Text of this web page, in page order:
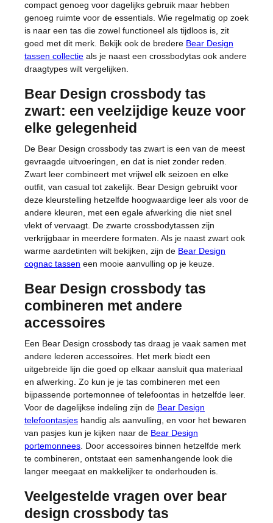
compact genoeg voor dagelijks gebruik maar hebben
genoeg ruimte voor de essentials. Wie regelmatig op zoek
is naar een tas die zowel functioneel als tijdloos is, zit
goed met dit merk. Bekijk ook de bredere Bear Design
tassen collectie als je naast een crossbodytas ook andere
draagtypes wilt vergelijken.
Bear Design crossbody tas
zwart: een veelzijdige keuze voor
elke gelegenheid
De Bear Design crossbody tas zwart is een van de meest
gevraagde uitvoeringen, en dat is niet zonder reden.
Zwart leer combineert met vrijwel elk seizoen en elke
outfit, van casual tot zakelijk. Bear Design gebruikt voor
deze kleurstelling hetzelfde hoogwaardige leer als voor de
andere kleuren, met een egale afwerking die niet snel
vlekt of vervaagt. De zwarte crossbodytassen zijn
verkrijgbaar in meerdere formaten. Als je naast zwart ook
warme aardetinten wilt bekijken, zijn de Bear Design
cognac tassen een mooie aanvulling op je keuze.
Bear Design crossbody tas
combineren met andere
accessoires
Een Bear Design crossbody tas draag je vaak samen met
andere lederen accessoires. Het merk biedt een
uitgebreide lijn die goed op elkaar aansluit qua materiaal
en afwerking. Zo kun je je tas combineren met een
bijpassende portemonnee of telefoontas in hetzelfde leer.
Voor de dagelijkse indeling zijn de Bear Design
telefoontasjes handig als aanvulling, en voor het bewaren
van pasjes kun je kijken naar de Bear Design
portemonnees . Door accessoires binnen hetzelfde merk
te combineren, ontstaat een samenhangende look die
langer meegaat en makkelijker te onderhouden is.
Veelgestelde vragen over bear
design crossbody tas